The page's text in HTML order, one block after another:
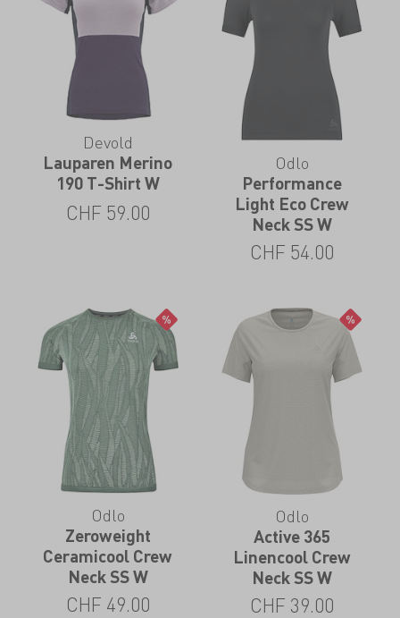
Devold
Lauparen Merino
190 T-Shirt W
CHF 59.00
Odlo
Performance
Light Eco Crew
Neck SS W
CHF 54.00
Odlo
Zeroweight
Ceramicool Crew
Neck SS W
CHF 49.00
Odlo
Active 365
Linencool Crew
Neck SS W
CHF 39.00